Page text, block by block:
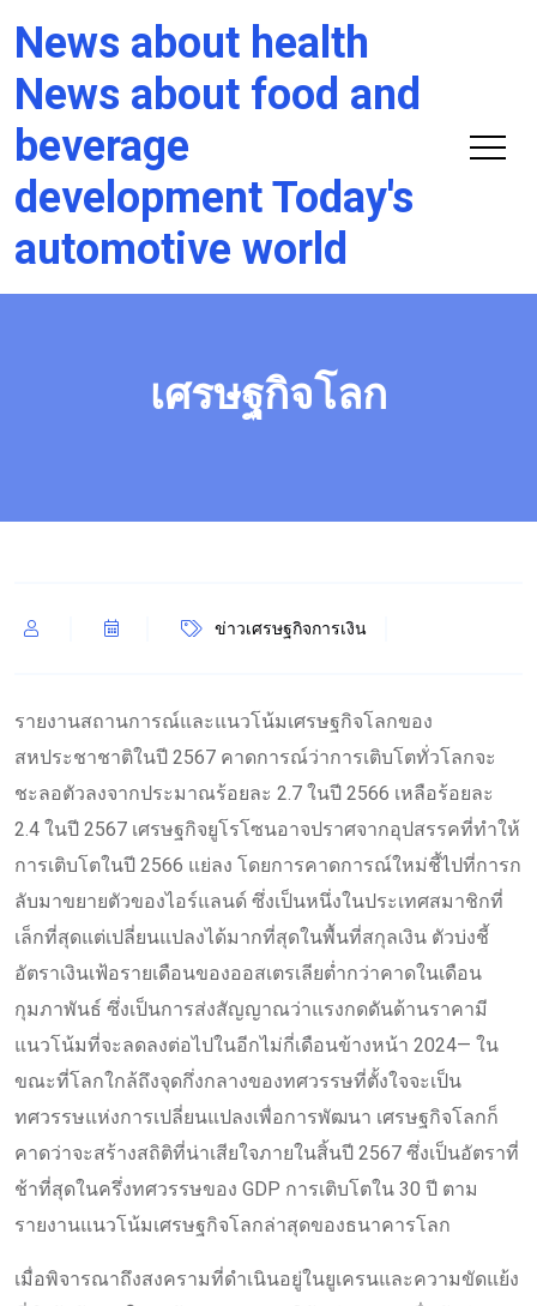
News about health
News about food and
beverage
development Today's
automotive world
เศรษฐกิจโลก
ข่าวเศรษฐกิจการเงิน
รายงานสถานการณ์และแนวโน้มเศรษฐกิจโลกของ
สหประชาชาติในปี 2567 คาดการณ์ว่าการเติบโตทั่วโลกจะ
ชะลอตัวลงจากประมาณร้อยละ 2.7 ในปี 2566 เหลือร้อยละ
2.4 ในปี 2567 เศรษฐกิจยูโรโซนอาจปราศจากอุปสรรคที่ทำให้
การเติบโตในปี 2566 แย่ลง โดยการคาดการณ์ใหม่ชี้ไปที่การก
ลับมาขยายตัวของไอร์แลนด์ ซึ่งเป็นหนึ่งในประเทศสมาชิกที่
เล็กที่สุดแต่เปลี่ยนแปลงได้มากที่สุดในพื้นที่สกุลเงิน ตัวบ่งชี้
อัตราเงินเฟ้อรายเดือนของออสเตรเลียต่ำกว่าคาดในเดือน
กุมภาพันธ์ ซึ่งเป็นการส่งสัญญาณว่าแรงกดดันด้านราคามี
แนวโน้มที่จะลดลงต่อไปในอีกไม่กี่เดือนข้างหน้า 2024— ใน
ขณะที่โลกใกล้ถึงจุดกึ่งกลางของทศวรรษที่ตั้งใจจะเป็น
ทศวรรษแห่งการเปลี่ยนแปลงเพื่อการพัฒนา เศรษฐกิจโลกก็
คาดว่าจะสร้างสถิติที่น่าเสียใจภายในสิ้นปี 2567 ซึ่งเป็นอัตราที่
ช้าที่สุดในครึ่งทศวรรษของ GDP การเติบโตใน 30 ปี ตาม
รายงานแนวโน้มเศรษฐกิจโลกล่าสุดของธนาคารโลก
เมื่อพิจารณาถึงสงครามที่ดำเนินอยู่ในยูเครนและความขัดแย้ง